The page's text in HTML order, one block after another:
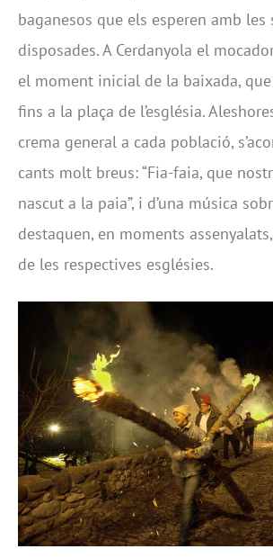
baganesos que els esperen amb les
disposades. A Cerdanyola el
el moment inicial de la baixada,
fins a la plaça de l’església.
crema general a cada població,
cants molt breus: “Fia-faia, que
nascut a la paia”, i d’una música
destaquen, en moments
de les respectives esglésies.